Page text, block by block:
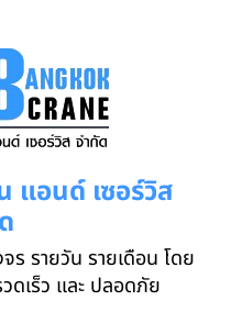
แอนด์ เซอร์วิส
จร รายวัน รายเดือน โดย
ดเร็ว และ ปลอดภัย